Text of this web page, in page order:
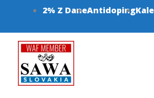
Preskočiť
obsah
2% Z DaneAntidoping